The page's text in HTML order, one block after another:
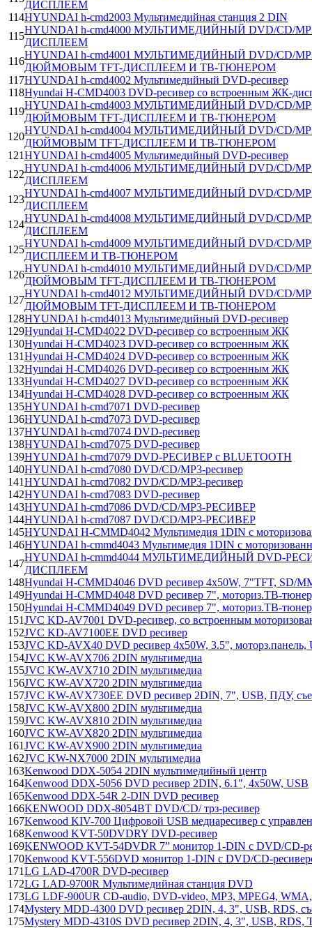
ДИСПЛЕЕМ
114HYUNDAI h-cmd2003 Мультимедийная станция 2 DIN
115
HYUNDAI h-cmd4000 МУЛЬТИМЕДИЙНЫЙ DVD/CD/
ДИСПЛЕЕМ
116
HYUNDAI h-cmd4001 МУЛЬТИМЕДИЙНЫЙ DVD/CD/
ДЮЙМОВЫМ TFT-ДИСПЛЕЕМ И ТВ-ТЮНЕРОМ
117HYUNDAI h-cmd4002 Мультимедийный DVD-ресивер
118Hyundai H-CMD4003 DVD-ресивер со встроенным ЖК-
119
HYUNDAI h-cmd4003 МУЛЬТИМЕДИЙНЫЙ DVD/CD/
ДЮЙМОВЫМ TFT-ДИСПЛЕЕМ И ТВ-ТЮНЕРОМ
120
HYUNDAI h-cmd4004 МУЛЬТИМЕДИЙНЫЙ DVD/CD/
ДЮЙМОВЫМ TFT-ДИСПЛЕЕМ И ТВ-ТЮНЕРОМ
121HYUNDAI h-cmd4005 Мультимедийный DVD-ресивер
122
HYUNDAI h-cmd4006 МУЛЬТИМЕДИЙНЫЙ DVD/CD/
ДИСПЛЕЕМ
123
HYUNDAI h-cmd4007 МУЛЬТИМЕДИЙНЫЙ DVD/CD/
ДИСПЛЕЕМ
124
HYUNDAI h-cmd4008 МУЛЬТИМЕДИЙНЫЙ DVD/CD/
ДИСПЛЕЕМ
125
HYUNDAI h-cmd4009 МУЛЬТИМЕДИЙНЫЙ DVD/CD/
ДИСПЛЕЕМ И ТВ-ТЮНЕРОМ
126
HYUNDAI h-cmd4010 МУЛЬТИМЕДИЙНЫЙ DVD/CD/
ДЮЙМОВЫМ TFT-ДИСПЛЕЕМ И ТВ-ТЮНЕРОМ
127
HYUNDAI h-cmd4012 МУЛЬТИМЕДИЙНЫЙ DVD/CD/
ДЮЙМОВЫМ TFT-ДИСПЛЕЕМ И ТВ-ТЮНЕРОМ
128HYUNDAI h-cmd4013 Мультимедийный DVD-ресивер
129Hyundai H-CMD4022 DVD-ресивер со встроенным ЖК
130Hyundai H-CMD4023 DVD-ресивер со встроенным ЖК
131Hyundai H-CMD4024 DVD-ресивер со встроенным ЖК
132Hyundai H-CMD4026 DVD-ресивер со встроенным ЖК
133Hyundai H-CMD4027 DVD-ресивер со встроенным ЖК
134Hyundai H-CMD4028 DVD-ресивер со встроенным ЖК
135HYUNDAI h-cmd7071 DVD-ресивер
136HYUNDAI h-cmd7073 DVD-ресивер
137HYUNDAI h-cmd7074 DVD-ресивер
138HYUNDAI h-cmd7075 DVD-ресивер
139HYUNDAI h-cmd7079 DVD-РЕСИВЕР c BLUETOOTH
140HYUNDAI h-cmd7080 DVD/CD/MP3-ресивер
141HYUNDAI h-cmd7082 DVD/CD/MP3-ресивер
142HYUNDAI h-cmd7083 DVD-ресивер
143HYUNDAI h-cmd7086 DVD/CD/MP3-РЕСИВЕР
144HYUNDAI h-cmd7087 DVD/CD/MP3-РЕСИВЕР
145HYUNDAI H-CMMD4042 Мультимедия 1DIN с
146HYUNDAI h-cmmd4043 Мультимедия 1DIN с
147
HYUNDAI h-cmmd4044 МУЛЬТИМЕДИЙНЫЙ DVD-
ДИСПЛЕЕМ
148Hyundai H-CMMD4046 DVD ресивер 4х50W, 7"TFT, SD/
149Hyundai H-CMMD4048 DVD ресивер 7", моториз.ТВ-
150Hyundai H-CMMD4049 DVD ресивер 7", моториз.ТВ-
151JVC KD-AV7001 DVD-ресивер, со встроенным
152JVC KD-AV7100EE DVD ресивер
153JVC KD-AVX40 DVD ресивер 4х50W, 3.5",
154JVC KW-AVX706 2DIN мультимедиа
155JVC KW-AVX710 2DIN мультимедиа
156JVC KW-AVX720 2DIN мультимедиа
157JVC KW-AVX730EE DVD ресивер 2DIN, 7", USB, ПДУ,
158JVC KW-AVX800 2DIN мультимедиа
159JVC KW-AVX810 2DIN мультимедиа
160JVC KW-AVX820 2DIN мультимедиа
161JVC KW-AVX900 2DIN мультимедиа
162JVC KW-NX7000 2DIN мультимедиа
163Kenwood DDX-5054 2DIN мультимедийный центр
164Kenwood DDX-5056 DVD ресивер 2DIN, 6.1", 4х50W, USB
165Kenwood DDX-54R 2-DIN DVD ресивер
166KENWOOD DDX-8054BT DVD/CD/ трз-ресивер
167Kenwood KIV-700 Цифровой USB медиаресивер с
168Kenwood KVT-50DVDRY DVD-ресивер
169KENWOOD KVT-54DVDR 7” монитор 1-DIN с DVD/CD-
170Kenwood KVT-556DVD монитор 1-DIN с DVD/CD-
171LG LAD-4700R DVD-ресивер
172LG LAD-9700R Мультимедийная станция DVD
173LG LDF-900UR CD-audio, DVD-video, MP3, MPEG4,
174Mystery MDD-4300 DVD ресивер 2DIN, 4, 3", USB, RDS,
175Mystery MDD-4310S DVD ресивер 2DIN, 4, 3", USB, RDS,